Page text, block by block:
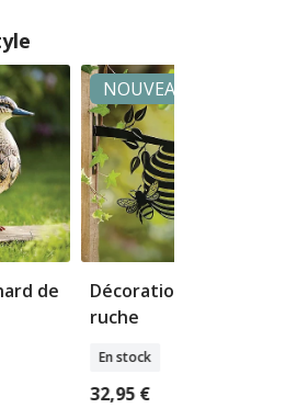
de
NOUVEAU
Décoration murale
ruche
En stock
32,95 €